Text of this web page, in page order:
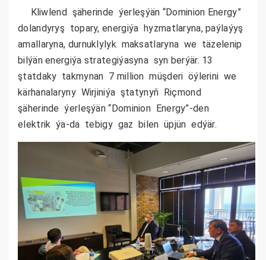
Kliwlend şäherinde ýerleşýän “Dominion Energy”
dolandyryş topary, energiýa hyzmatlaryna, paýlaýyş
amallaryna, durnuklylyk maksatlaryna we täzelenip
bilýän energiýa strategiýasyna syn berýär. 13
ştatdaky takmynan 7 million müşderi öýlerini we
kärhanalaryny Wirjiniýa ştatynyň Riçmond
şäherinde ýerleşýän “Dominion Energy”-den
elektrik ýa-da tebigy gaz bilen üpjün edýär.